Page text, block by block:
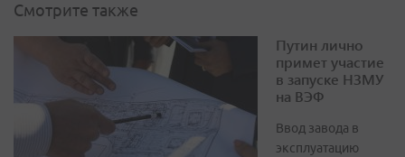
Смотрите также
Путин лично
примет участие
в запуске НЗМУ
на ВЭФ
Ввод завода в
эксплуатацию